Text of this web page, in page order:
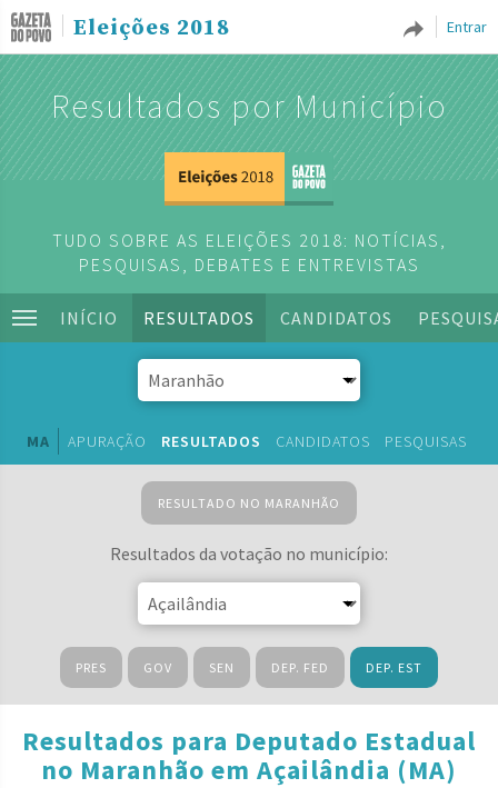
Entrar
Eleições 2018
Resultados por Município
TUDO SOBRE AS ELEIÇÕES 2018: NOTÍCIAS,
PESQUISAS, DEBATES E ENTREVISTAS
INÍCIO RESULTADOS CANDIDATOS
MA APURAÇÃO RESULTADOS CANDIDATOS PESQUISAS
RESULTADO NO MARANHÃO
Resultados da votação no município:
PRES GOV SEN DEP. FED DEP. EST
Resultados para Deputado Estadual
no Maranhão em Açailândia (MA)